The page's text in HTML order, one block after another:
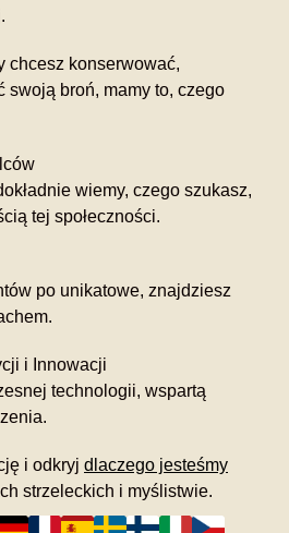
chcesz konserwować,
swoją broń, mamy to, czego
wiemy, czego szukasz,
tej społeczności.
po unikatowe, znajdziesz
i Innowacji
technologii, wspartą
i odkryj dlaczego jesteśmy
strzeleckich i myślistwie.